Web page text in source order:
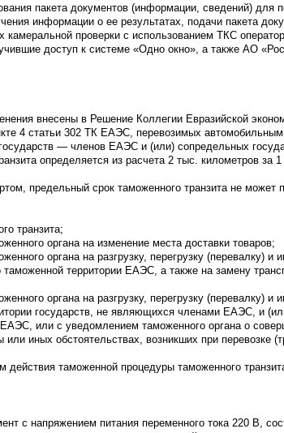
пакета документов (информации, сведений) для
информации о ее результатах, подачи пакета
проверки с использованием ТКС
доступ к системе «Одно окно», а также АО
внесены в Решение Коллегии Евразийской
4 статьи 302 ТК ЕАЭС, перевозимых
— членов ЕАЭС и (или) сопредельных
определяется из расчета 2 тыс. километров
предельный срок таможенного транзита не
транзита;
органа на изменение места доставки товаров;
органа на разгрузку, перегрузку (перевалку)
территории ЕАЭС, а также на замену
органа на разгрузку, перегрузку (перевалку)
государств, не являющихся членами ЕАЭС, и
или с уведомлением таможенного органа о
иных обстоятельствах, возникших при перевозке
таможенной процедуры таможенного
с напряжением питания переменного тока 220 В,